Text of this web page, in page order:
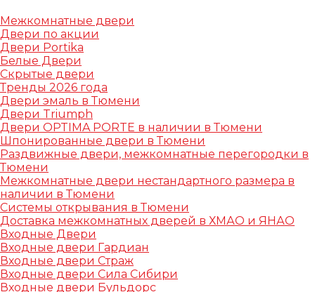
Межкомнатные двери
Двери по акции
Двери Portika
Белые Двери
Скрытые двери
Тренды 2026 года
Двери эмаль в Тюмени
Двери Triumph
Двери OPTIMA PORTE в наличии в Тюмени
Шпонированные двери в Тюмени
Раздвижные двери, межкомнатные перегородки в
Тюмени
Межкомнатные двери нестандартного размера в
наличии в Тюмени
Системы открывания в Тюмени
Доставка межкомнатных дверей в ХМАО и ЯНАО
Входные Двери
Входные двери Гардиан
Входные двери Страж
Входные двери Сила Сибири
Входные двери Бульдорс